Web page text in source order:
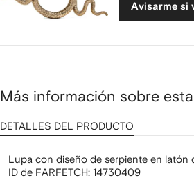
serpiente
Avisarme si
Más información sobre
DETALLES DEL PRODUCTO
Lupa con diseño de serpiente en latón
ID de FARFETCH: 14730409